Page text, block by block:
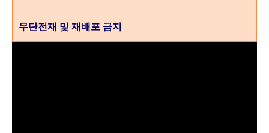
무단전재 및 재배포 금지